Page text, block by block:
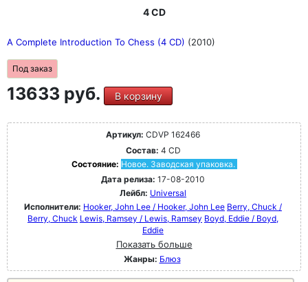
4 CD
A Complete Introduction To Chess (4 CD) (2010)
Под заказ
13633 руб. В корзину
Артикул: CDVP 162466
Состав: 4 CD
Состояние: Новое. Заводская упаковка.
Дата релиза: 17-08-2010
Лейбл: Universal
Исполнители: Hooker, John Lee / Hooker, John Lee Berry, Chuck /
Berry, Chuck Lewis, Ramsey / Lewis, Ramsey Boyd, Eddie / Boyd,
Eddie
Показать больше
Жанры: Блюз